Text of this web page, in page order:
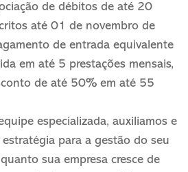
de débitos de até 20
até 01 de novembro de
de entrada equivalente
em até 5 prestações mensais,
de até 50% em até 55
especializada, auxiliamos e
para a gestão do seu
sua empresa cresce de